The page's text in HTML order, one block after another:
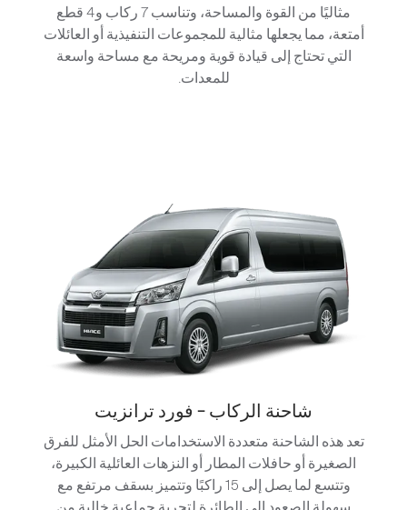
مثاليًا من القوة والمساحة، وتناسب 7 ركاب و4 قطع
أمتعة، مما يجعلها مثالية للمجموعات التنفيذية أو العائلات
التي تحتاج إلى قيادة قوية ومريحة مع مساحة واسعة
للمعدات.
شاحنة الركاب - فورد ترانزيت
تعد هذه الشاحنة متعددة الاستخدامات الحل الأمثل للفرق
الصغيرة أو حافلات المطار أو النزهات العائلية الكبيرة،
وتتسع لما يصل إلى 15 راكبًا وتتميز بسقف مرتفع مع
سهولة الصعود إلى الطائرة لتجربة جماعية خالية من